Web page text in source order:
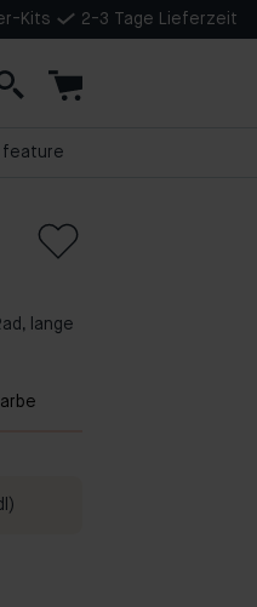
Kits 2-3 Tage Lieferzeit
feature
lange